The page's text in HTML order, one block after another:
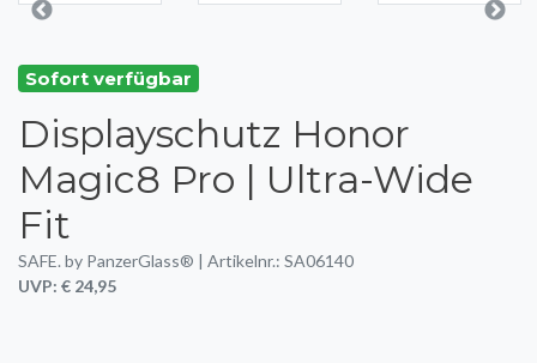
Sofort verfügbar
Displayschutz Honor
Magic8 Pro | Ultra-Wide
Fit
SAFE. by PanzerGlass® | Artikelnr.: SA06140
UVP: € 24,95